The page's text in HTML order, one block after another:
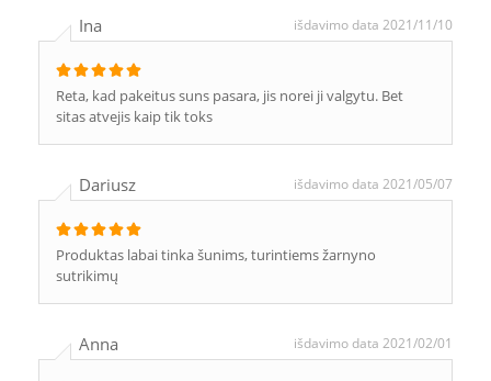
Ina išdavimo data 2021/11/10
Reta, kad pakeitus suns pasara, jis norei ji valgytu. Bet
sitas atvejis kaip tik toks
Dariusz išdavimo data 2021/05/07
Produktas labai tinka šunims, turintiems žarnyno
sutrikimų
Anna išdavimo data 2021/02/01